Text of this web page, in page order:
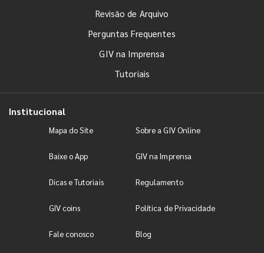
Revisão de Arquivo
Perguntas Frequentes
GIV na Imprensa
Tutoriais
Institucional
Mapa do Site Sobre a GIV Online
Baixe o App GIV na Imprensa
Dicas e Tutoriais Regulamento
GIV coins Política de Privacidade
Fale conosco Blog